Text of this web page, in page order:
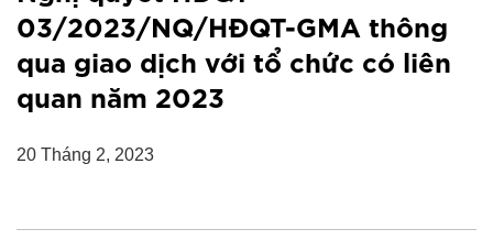
03/2023/NQ/HĐQT-GMA thông
qua giao dịch với tổ chức có liên
quan năm 2023
20 Tháng 2, 2023